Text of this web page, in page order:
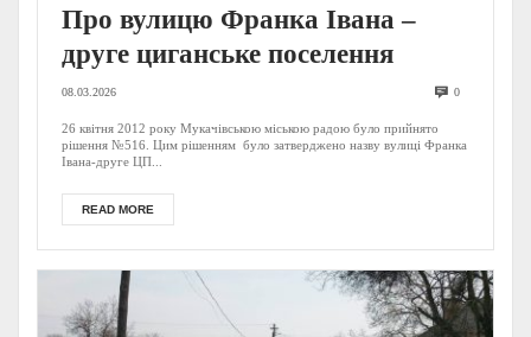
Про вулицю Франка Івана –
друге циганське поселення
08.03.2026 0
26 квітня 2012 року Мукачівською міською радою було прийнято
рішення №516. Цим рішенням було затверджено назву вулиці Франка
Івана-друге ЦП...
READ MORE